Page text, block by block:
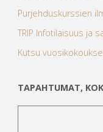
Purjehduskurssien
TRIP Infotilaisuus ja
Kutsu
TAPAHTUMAT,